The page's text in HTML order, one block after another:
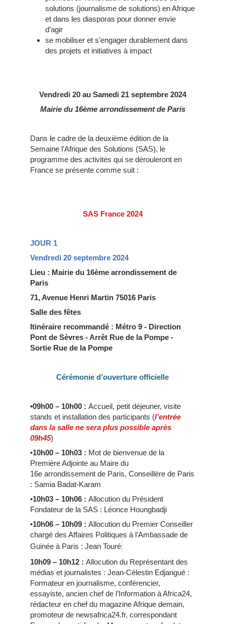
solutions (journalisme de solutions) en Afrique
et dans les diasporas pour donner envie
d’agir
se mobiliser et s’engager durablement dans
des projets et initiatives à impact
Vendredi 20 au Samedi 21 septembre 2024
Mairie du 16ème arrondissement de Paris
Dans le cadre de la deuxième édition de la
Semaine l’Afrique des Solutions (SAS), le
programme des activités qui se dérouleront en
France se présente comme suit :
SAS France 2024
JOUR 1
Vendredi 20 septembre 2024
Lieu : Mairie du 16ème arrondissement de
Paris
71, Avenue Henri Martin 75016 Paris
Salle des fêtes
Itinéraire recommandé : Métro 9 - Direction
Pont de Sèvres - Arrêt Rue de la Pompe -
Sortie Rue de la Pompe
Cérémonie d’ouverture officielle
•09h00 – 10h00 : Accueil, petit déjeuner, visite
stands et installation des participants (l’entrée
dans la salle ne sera plus possible après
09h45)
•10h00 – 10h03 : Mot de bienvenue de la
Première Adjointe au Maire du
16e arrondissement de Paris, Conseillère de Paris
: Samia Badat-Karam
•10h03 – 10h06 : Allocution du Président
Fondateur de la SAS : Léonce Houngbadji
•10h06 – 10h09 : Allocution du Premier Conseiller
chargé des Affaires Politiques à l'Ambassade de
Guinée à Paris : Jean Touré
10h09 – 10h12 : Allocution du Représentant des
médias et journalistes : Jean-Célestin Edjangué :
Formateur en journalisme, conférencier,
essayiste, ancien chef de l’Information à Africa24,
rédacteur en chef du magazine Afrique demain,
promoteur de newsafrica24.fr, correspondant